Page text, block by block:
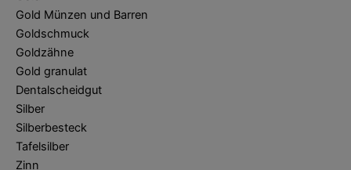
Gold Münzen und Barren
Goldschmuck
Goldzähne
Gold granulat
Dentalscheidgut
Silber
Silberbesteck
Tafelsilber
Zinn